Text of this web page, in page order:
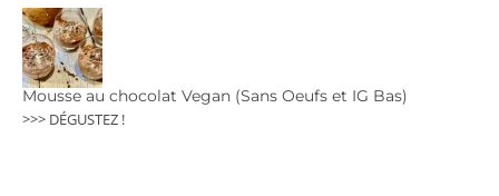
Mousse au chocolat Vegan (Sans Oeufs et IG Bas)
>>> DÉGUSTEZ !